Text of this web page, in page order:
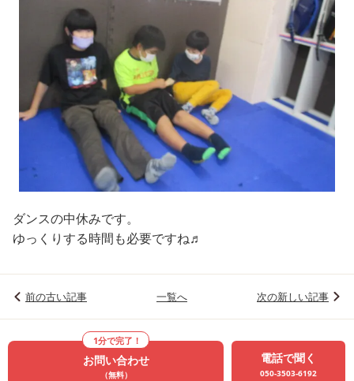
ダンスの中休みです。
ゆっくりする時間も必要ですね♬
前の古い記事 一覧へ 次の新しい記事
1分で完了！
お問い合わせ
（無料）
電話で聞く
050-3503-6192